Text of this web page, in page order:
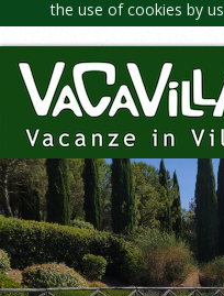
the use of cookies by us